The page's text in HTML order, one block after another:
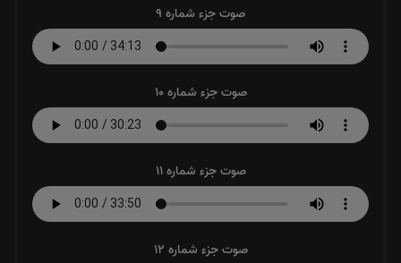
صوت جزء شماره 9
صوت جزء شماره 10
صوت جزء شماره 11
صوت جزء شماره 12